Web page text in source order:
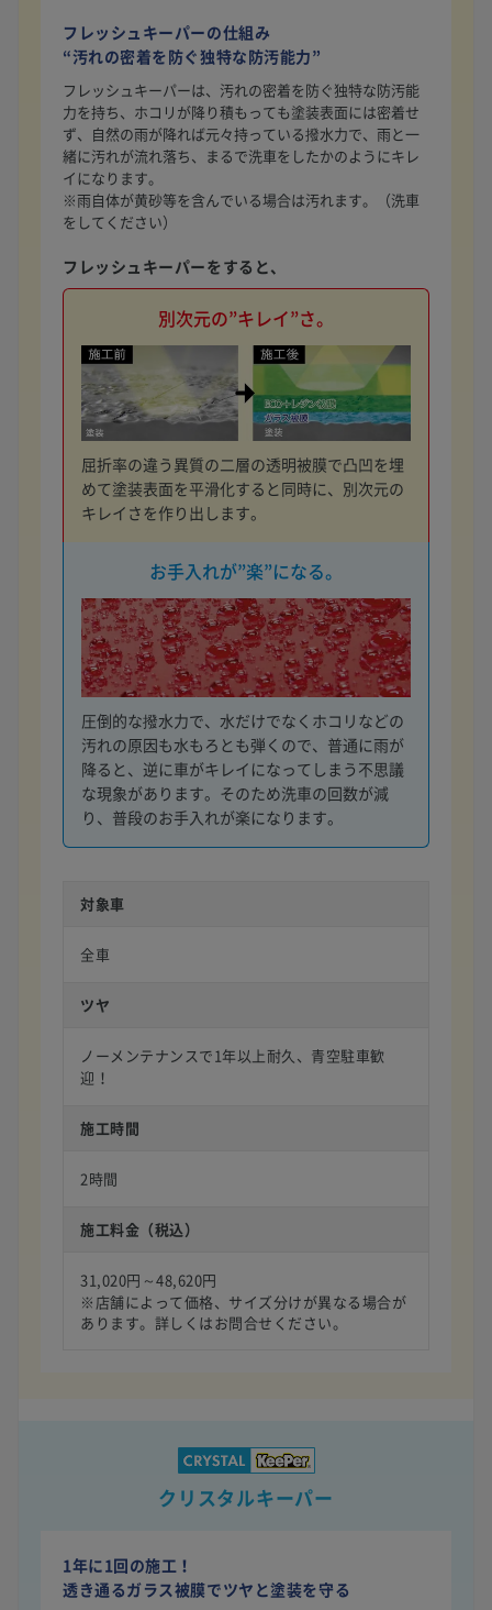
フレッシュキーパーの仕組み
“汚れの密着を防ぐ独特な防汚能力”
フレッシュキーパーは、汚れの密着を防ぐ独特な防汚能
力を持ち、ホコリが降り積もっても塗装表面には密着せ
ず、自然の雨が降れば元々持っている撥水力で、雨と一
緒に汚れが流れ落ち、まるで洗車をしたかのようにキレ
イになります。
※雨自体が黄砂等を含んでいる場合は汚れます。（洗車
をしてください）
フレッシュキーパーをすると、
別次元の”キレイ”さ。
屈折率の違う異質の二層の透明被膜で凸凹を埋
めて塗装表面を平滑化すると同時に、別次元の
キレイさを作り出します。
お手入れが”楽”になる。
圧倒的な撥水力で、水だけでなくホコリなどの
汚れの原因も水もろとも弾くので、普通に雨が
降ると、逆に車がキレイになってしまう不思議
な現象があります。そのため洗車の回数が減
り、普段のお手入れが楽になります。
対象車
全車
ツヤ
ノーメンテナンスで1年以上耐久、青空駐車歓
迎！
施工時間
2時間
施工料金（税込）
31,020円～48,620円
※店舗によって価格、サイズ分けが異なる場合が
あります。詳しくはお問合せください。
クリスタルキーパー
1年に1回の施工！
透き通るガラス被膜でツヤと塗装を守る